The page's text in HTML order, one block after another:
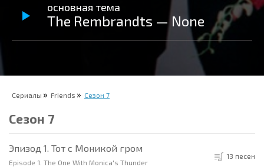
основная тема
The Rembrandts — None
Сериалы Friends Сезон 7
Сезон 7
Эпизод 1. Тот с Моникой гром
Episode 1. The One With Monica's Thunder
13 песен